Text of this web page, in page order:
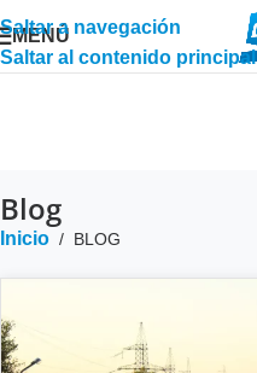
Saltar a navegación
Saltar al contenido principal
MENÚ
Blog
Inicio / BLOG